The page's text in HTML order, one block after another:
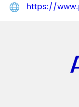
https://